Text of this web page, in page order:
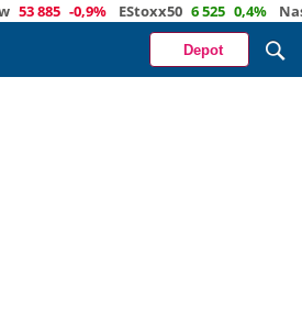
53 885 -0,9% EStoxx50 6 525 0,4%
Depot